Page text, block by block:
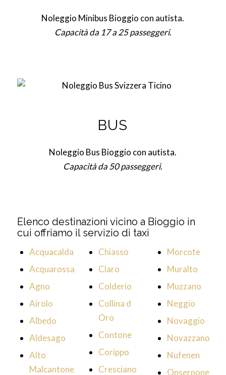
Noleggio Minibus Bioggio con autista.
Capacità da 17 a 25 passeggeri.
BUS
Noleggio Bus Bioggio con autista.
Capacità da 50 passeggeri.
Elenco destinazioni vicino a Bioggio in
cui offriamo il servizio di taxi
Acquacalda
Acquarossa
Agno
Airolo
Albedo
Aldesago
Alto
Malcantone
Chiasso
Claro
Colderio
Collina d
Oro
Contone
Corippo
Cresciano
Morcote
Muralto
Muzzano
Neggio
Novaggio
Novazzano
Nufenen
Onsernone